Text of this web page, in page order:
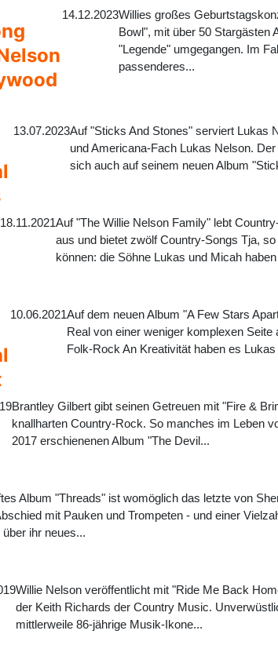
14.12.2023Willies großes
Bowl", mit über 50 Stargästen
"Legende" umgegangen. Im
passenderes...
13.07.2023Auf "Sticks And Stones" serviert Lukas
und Americana-Fach Lukas Nelson.
sich auch auf seinem neuen Album
18.11.2021Auf "The Willie Nelson Family" lebt
aus und bietet zwölf Country-Songs Tja,
können: die Söhne Lukas und Micah
10.06.2021Auf dem neuen Album "A Few Stars
Real von einer weniger komplexen
Folk-Rock An Kreativität haben es
Brantley Gilbert gibt seinen Getreuen mit "Fire &
knallharten Country-Rock. So manches im Leben
2017 erschienenen Album "The Devil...
Album "Threads" ist womöglich das letzte von
mit Pauken und Trompeten - und einer
ihr neues...
Willie Nelson veröffentlicht mit "Ride Me Back
der Keith Richards der Country Music.
mittlerweile 86-jährige Musik-Ikone...